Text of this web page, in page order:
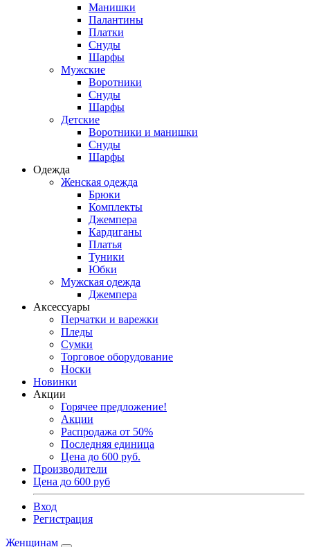
Манишки
Палантины
Платки
Снуды
Шарфы
Мужские
Воротники
Снуды
Шарфы
Детские
Воротники и манишки
Снуды
Шарфы
Одежда
Женская одежда
Брюки
Комплекты
Джемпера
Кардиганы
Платья
Туники
Юбки
Мужская одежда
Джемпера
Аксессуары
Перчатки и варежки
Пледы
Сумки
Торговое оборудование
Носки
Новинки
Акции
Горячее предложение!
Акции
Распродажа от 50%
Последняя единица
Цена до 600 руб.
Производители
Цена до 600 руб
Вход
Регистрация
Женщинам